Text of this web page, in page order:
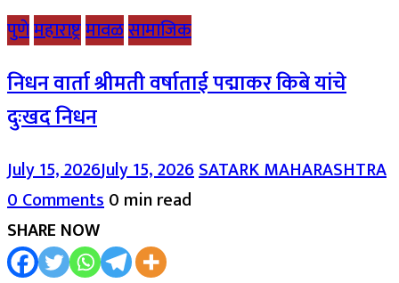
पुणेमहाराष्ट्रमावळसामाजिक
निधन वार्ता श्रीमती वर्षाताई पद्माकर किबे यांचे
दुःखद निधन
July 15, 2026July 15, 2026SATARK MAHARASHTRA
0 Comments0 min read
SHARE NOW